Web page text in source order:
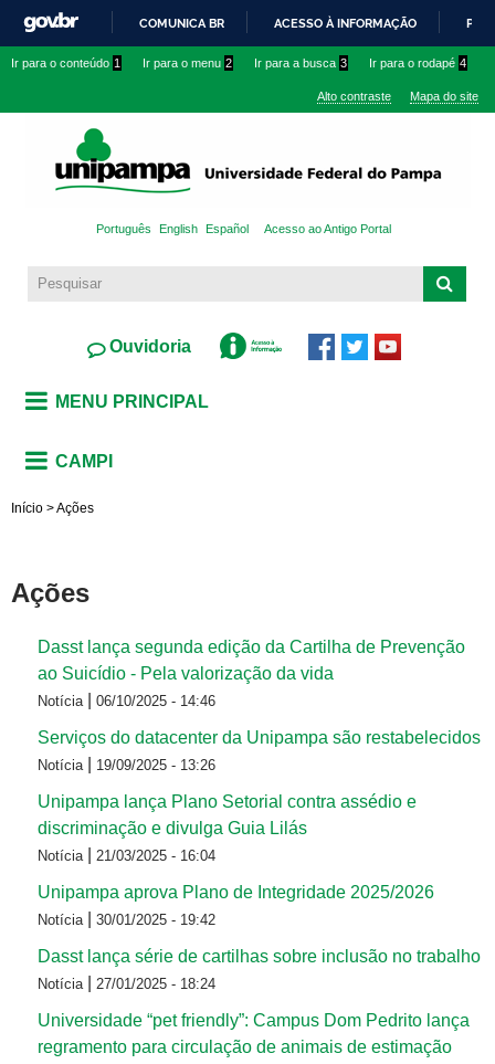
conteúdo
IR
O
COMUNICA BR ACESSO À INFORMAÇÃO
Ir para o conteúdo 1 Ir para o menu 2 Ir para a busca 3 Ir para o rodapé 4
Alto contraste Mapa do site
Português English Español Acesso ao Antigo Portal
Ouvidoria
MENU PRINCIPAL
CAMPI
Início >Ações
Ações
Dasst lança segunda edição da Cartilha de Prevenção
ao Suicídio - Pela valorização da vida
Notícia 06/10/2025 - 14:46
Serviços do datacenter da Unipampa são restabelecidos
Notícia 19/09/2025 - 13:26
Unipampa lança Plano Setorial contra assédio e
discriminação e divulga Guia Lilás
Notícia 21/03/2025 - 16:04
Unipampa aprova Plano de Integridade 2025/2026
Notícia 30/01/2025 - 19:42
Dasst lança série de cartilhas sobre inclusão no trabalho
Notícia 27/01/2025 - 18:24
Universidade “pet friendly”: Campus Dom Pedrito lança
regramento para circulação de animais de estimação